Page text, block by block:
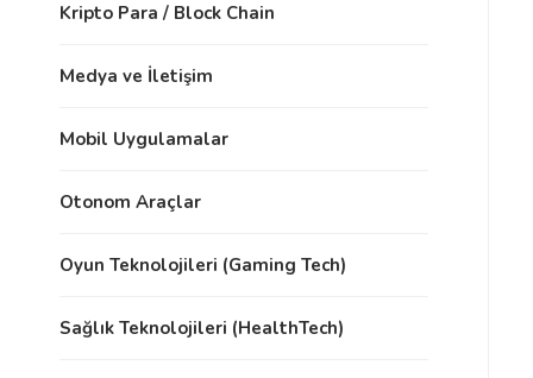
Kripto Para / Block Chain
Medya ve İletişim
Mobil Uygulamalar
Otonom Araçlar
Oyun Teknolojileri (Gaming Tech)
Sağlık Teknolojileri (HealthTech)